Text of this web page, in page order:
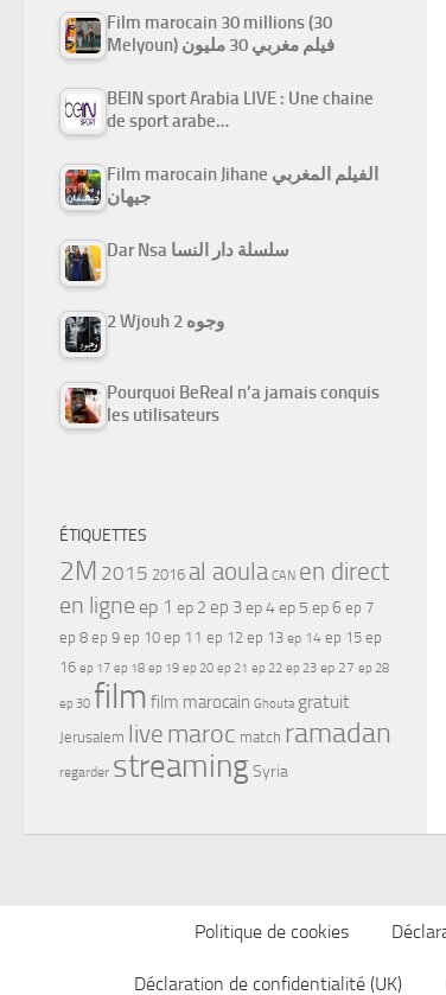
Film marocain 30 millions (30
Melyoun) فيلم مغربي 30 مليون
BEIN sport Arabia LIVE : Une chaine
de sport arabe…
Film marocain Jihane الفيلم المغربي
جيهان
Dar Nsa سلسلة دار النسا
2 Wjouh 2 وجوه
Pourquoi BeReal n’a jamais conquis
les utilisateurs
ÉTIQUETTES
2M 2015 2016 al aoula CAN en direct
en ligne ep 1 ep 2 ep 3ep 4ep 5 ep 6 ep 7
ep 8 ep 9 ep 10 ep 11 ep 12 ep 13 ep 14 ep 15 ep
16 ep 17 ep 18 ep 19 ep 20 ep 21 ep 22 ep 23 ep 27 ep 28
ep 30 film film marocain Ghouta gratuit
Jerusalem live maroc match ramadan
regarder streamingSyria
Politique de cookies
Déclaration de confidentialité (UK)